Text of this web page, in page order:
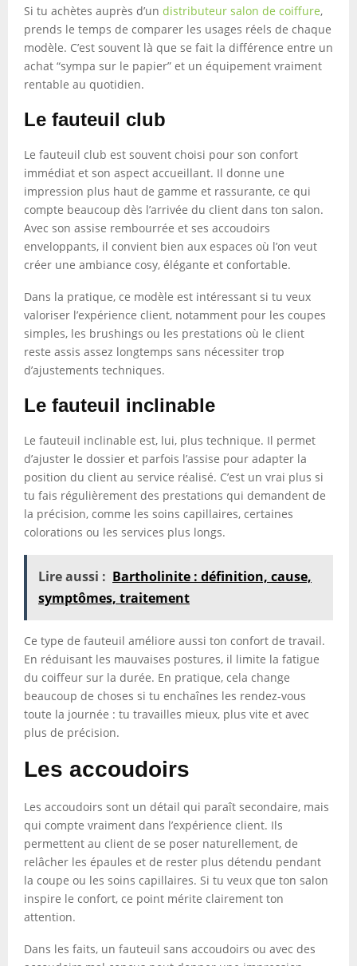
Si tu achètes auprès d’un distributeur salon de coiffure,
prends le temps de comparer les usages réels de chaque
modèle. C’est souvent là que se fait la différence entre un
achat “sympa sur le papier” et un équipement vraiment
rentable au quotidien.
Le fauteuil club
Le fauteuil club est souvent choisi pour son confort
immédiat et son aspect accueillant. Il donne une
impression plus haut de gamme et rassurante, ce qui
compte beaucoup dès l’arrivée du client dans ton salon.
Avec son assise rembourrée et ses accoudoirs
enveloppants, il convient bien aux espaces où l’on veut
créer une ambiance cosy, élégante et confortable.
Dans la pratique, ce modèle est intéressant si tu veux
valoriser l’expérience client, notamment pour les coupes
simples, les brushings ou les prestations où le client
reste assis assez longtemps sans nécessiter trop
d’ajustements techniques.
Le fauteuil inclinable
Le fauteuil inclinable est, lui, plus technique. Il permet
d’ajuster le dossier et parfois l’assise pour adapter la
position du client au service réalisé. C’est un vrai plus si
tu fais régulièrement des prestations qui demandent de
la précision, comme les soins capillaires, certaines
colorations ou les services plus longs.
Lire aussi : Bartholinite : définition, cause,
symptômes, traitement
Ce type de fauteuil améliore aussi ton confort de travail.
En réduisant les mauvaises postures, il limite la fatigue
du coiffeur sur la durée. En pratique, cela change
beaucoup de choses si tu enchaînes les rendez-vous
toute la journée : tu travailles mieux, plus vite et avec
plus de précision.
Les accoudoirs
Les accoudoirs sont un détail qui paraît secondaire, mais
qui compte vraiment dans l’expérience client. Ils
permettent au client de se poser naturellement, de
relâcher les épaules et de rester plus détendu pendant
la coupe ou les soins capillaires. Si tu veux que ton salon
inspire le confort, ce point mérite clairement ton
attention.
Dans les faits, un fauteuil sans accoudoirs ou avec des